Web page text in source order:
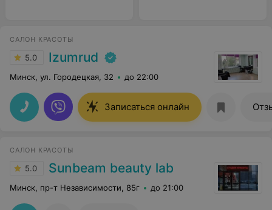
САЛОН КРАСОТЫ
5.0 Izumrud
Минск, ул. Городецкая, 32 до 22:00
Записаться онлайн
САЛОН КРАСОТЫ
5.0 Sunbeam beauty lab
Минск, пр-т Независимости, 85г до 21:00